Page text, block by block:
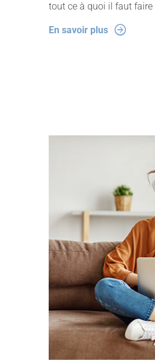
tout ce à quoi il faut
En savoir plus